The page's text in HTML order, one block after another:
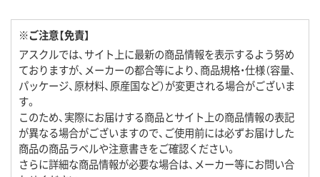
※ご注意【免責】
アスクルでは、サイト上に最新の商品情報を表示するよう努め
ておりますが、メーカーの都合等により、商品規格・仕様（容量、
パッケージ、原材料、原産国など）が変更される場合がございま
す。
このため、実際にお届けする商品とサイト上の商品情報の表記
が異なる場合がございますので、ご使用前には必ずお届けした
商品の商品ラベルや注意書きをご確認ください。
さらに詳細な商品情報が必要な場合は、メーカー等にお問い合